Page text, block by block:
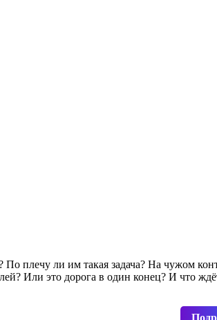
плечу ли им такая задача? На чужом
Или это дорога в один конец? И что